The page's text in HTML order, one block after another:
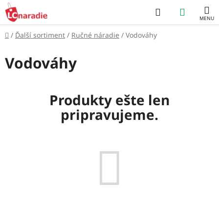
Prejsť
na
obsah
Hľadať
KOŠÍK
Domov
/ Ďalší sortiment / Ručné náradie / Vodováhy
Vodováhy
Produkty ešte len
pripravujeme.